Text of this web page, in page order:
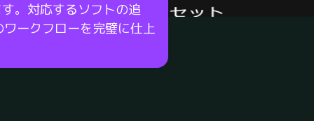
。対応するソフトの追
ークフローを完璧に仕上